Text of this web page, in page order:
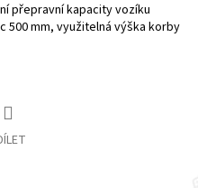
přepravní kapacity vozíku
500 mm, využitelná výška korby